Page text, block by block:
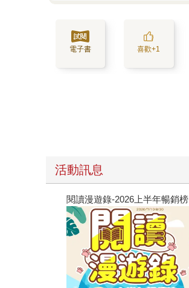
電子書 喜歡+1
活動訊息
閱讀漫遊錄-2026上半年暢銷榜